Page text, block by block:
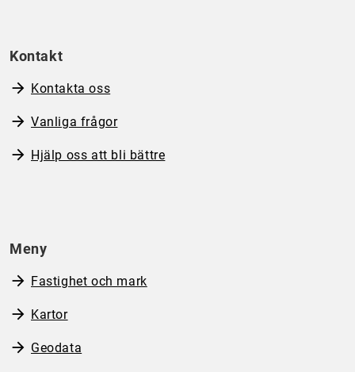
Kontakt
Kontakta oss
Vanliga frågor
Hjälp oss att bli bättre
Meny
Fastighet och mark
Kartor
Geodata